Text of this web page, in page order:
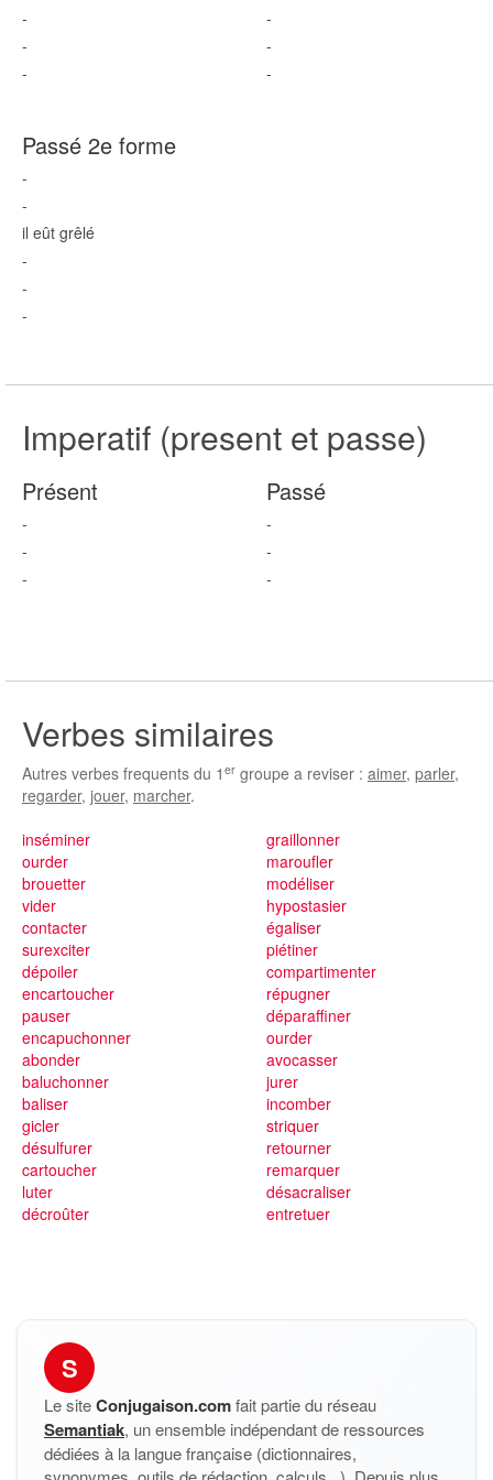
-
-
-
-
-
-
Passé 2e forme
-
-
il eût grêlé
-
-
-
Imperatif (present et passe)
Présent
-
-
-
Passé
-
-
-
Verbes similaires
Autres verbes frequents du 1 er groupe a reviser : aimer, parler,
regarder, jouer, marcher.
inséminer
ourder
brouetter
vider
contacter
surexciter
dépoiler
encartoucher
pauser
graillonner
maroufler
modéliser
hypostasier
égaliser
piétiner
compartimenter
répugner
déparaffiner
encapuchonner
abonder
baluchonner
baliser
gicler
désulfurer
cartoucher
luter
décroûter
ourder
avocasser
jurer
incomber
striquer
retourner
remarquer
désacraliser
entretuer
S
Le siteConjugaison.comfait partie du réseau
Semantiak, un ensemble indépendant de ressources
dédiées à la langue française (dictionnaires,